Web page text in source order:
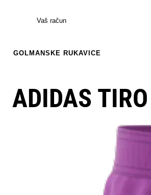
Vaš račun
GOLMANSKE RUKAVICE
ADIDAS